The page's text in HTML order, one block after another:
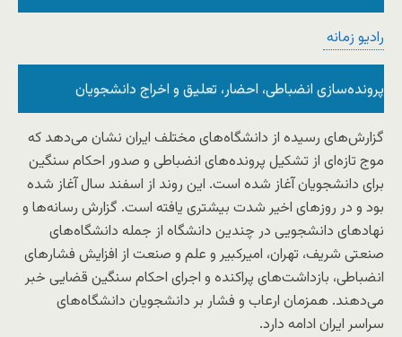
نمایش
مشخصات تصویر
دانشگاه امیرکبیر (پلی‌تکنیک تهران)
رادیو زمانه
پرونده‌سازی انضباطی، احضار، تعلیق و اخراج دانشجویان
گزارش‌ها از تشدید فشارهای انضباطی بر دانشجویان حکایت دارد.
از دانشگاه شریف تا تهران و علم و صنعت، ده‌ها دانشجو با احکام
اخراج، تعلیق و احضار به کمیته‌های انضباطی مواجه شده‌اند؛
روندی که با انتقادهای گسترده نسبت به نحوه رسیدگی به
پرونده‌ها همراه شده است.
گزارش‌های رسیده از دانشگاه‌های مختلف ایران نشان می‌دهد که
موج تازه‌ای از تشکیل پرونده‌های انضباطی و صدور احکام سنگین
برای دانشجویان آغاز شده است. این روند از اسفند سال آغاز شده
بود و در روزهای اخیر شدت بیشتری یافته است. گزارش رسانه‌ها و
نهادهای دانشجویی در چندین دانشگاه از جمله دانشگاه‌های
صنعتی شریف، تهران، امیرکبیر و علم‌ و صنعت از افزایش فشارهای
انضباطی، بازداشت‌های پراکنده و اجرای احکام سنگین قضایی خبر
می‌دهند. همزمان ارعاب و فشار بر دانشجویان دانشگاه‌های
سراسر ایران ادامه دارد.